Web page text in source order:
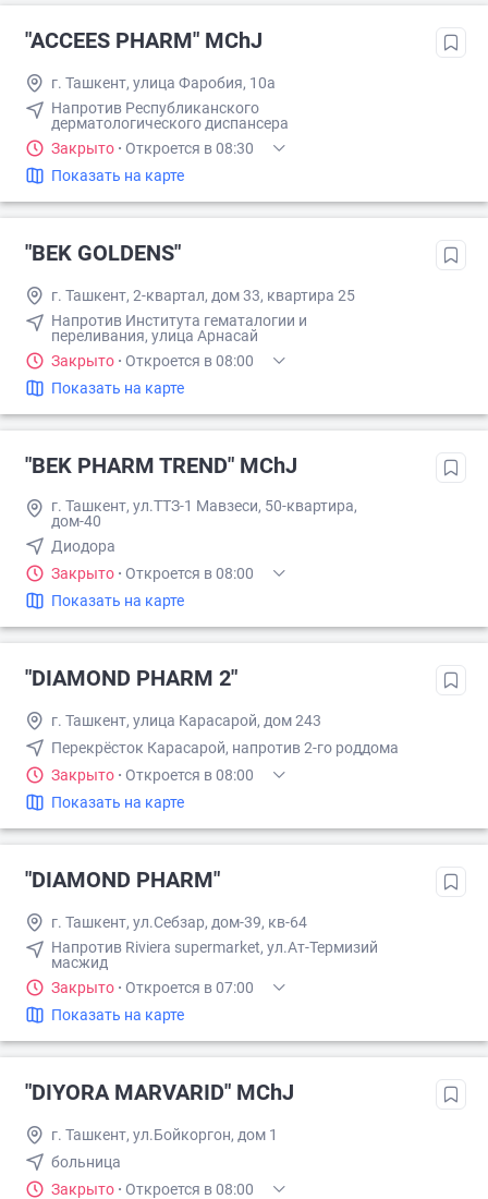
"ACCEES PHARM" MChJ
г. Ташкент, улица Фаробия, 10а
Напротив Республиканского
дерматологического диспансера
Закрыто · Откроется в 08:30
Показать на карте
"BEK GOLDENS"
г. Ташкент, 2-квартал, дом 33, квартира 25
Напротив Института гематалогии и
переливания, улица Арнасай
Закрыто · Откроется в 08:00
Показать на карте
"BEK PHARM TREND" MChJ
г. Ташкент, ул.ТТЗ-1 Мавзеси, 50-квартира,
дом-40
Диодора
Закрыто · Откроется в 08:00
Показать на карте
"DIAMOND PHARM 2"
г. Ташкент, улица Карасарой, дом 243
Перекрёсток Карасарой, напротив 2-го роддома
Закрыто · Откроется в 08:00
Показать на карте
"DIAMOND PHARM"
г. Ташкент, ул.Себзар, дом-39, кв-64
Напротив Riviera supermarket, ул.Ат-Термизий
масжид
Закрыто · Откроется в 07:00
Показать на карте
"DIYORA MARVARID" MChJ
г. Ташкент, ул.Бойкоргон, дом 1
больница
Закрыто · Откроется в 08:00